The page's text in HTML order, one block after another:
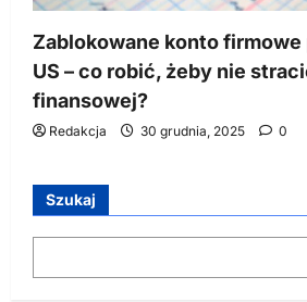
Zablokowane konto firmowe
US – co robić, żeby nie
finansowej?
Redakcja 30 grudnia, 2025 0
Szukaj